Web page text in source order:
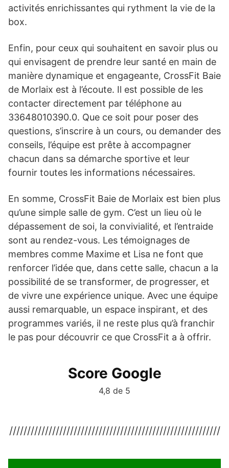
activités enrichissantes qui rythment la vie de la
box.
Enfin, pour ceux qui souhaitent en savoir plus ou
qui envisagent de prendre leur santé en main de
manière dynamique et engageante, CrossFit Baie
de Morlaix est à l’écoute. Il est possible de les
contacter directement par téléphone au
33648010390.0. Que ce soit pour poser des
questions, s’inscrire à un cours, ou demander des
conseils, l’équipe est prête à accompagner
chacun dans sa démarche sportive et leur
fournir toutes les informations nécessaires.
En somme, CrossFit Baie de Morlaix est bien plus
qu’une simple salle de gym. C’est un lieu où le
dépassement de soi, la convivialité, et l’entraide
sont au rendez-vous. Les témoignages de
membres comme Maxime et Lisa ne font que
renforcer l’idée que, dans cette salle, chacun a la
possibilité de se transformer, de progresser, et
de vivre une expérience unique. Avec une équipe
aussi remarquable, un espace inspirant, et des
programmes variés, il ne reste plus qu’à franchir
le pas pour découvrir ce que CrossFit a à offrir.
Score Google
4,8 de 5
///////////////////////////////////////////////////////////